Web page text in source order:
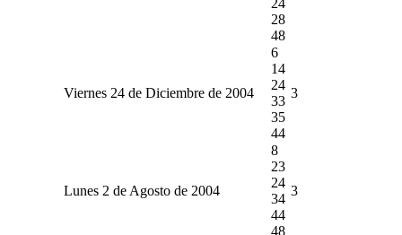
28
48
Viernes 24 de Diciembre de 2004
6
14
24
33
35
44
3
Lunes 2 de Agosto de 2004
8
23
24
34
44
48
3